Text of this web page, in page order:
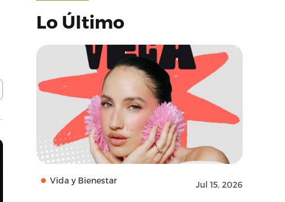
Lo Último
Vida y Bienestar Jul 15, 2026